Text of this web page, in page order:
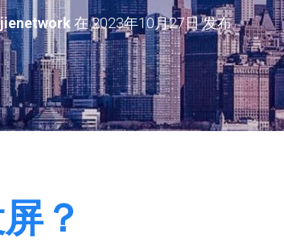
在2023年10月27日发布
？